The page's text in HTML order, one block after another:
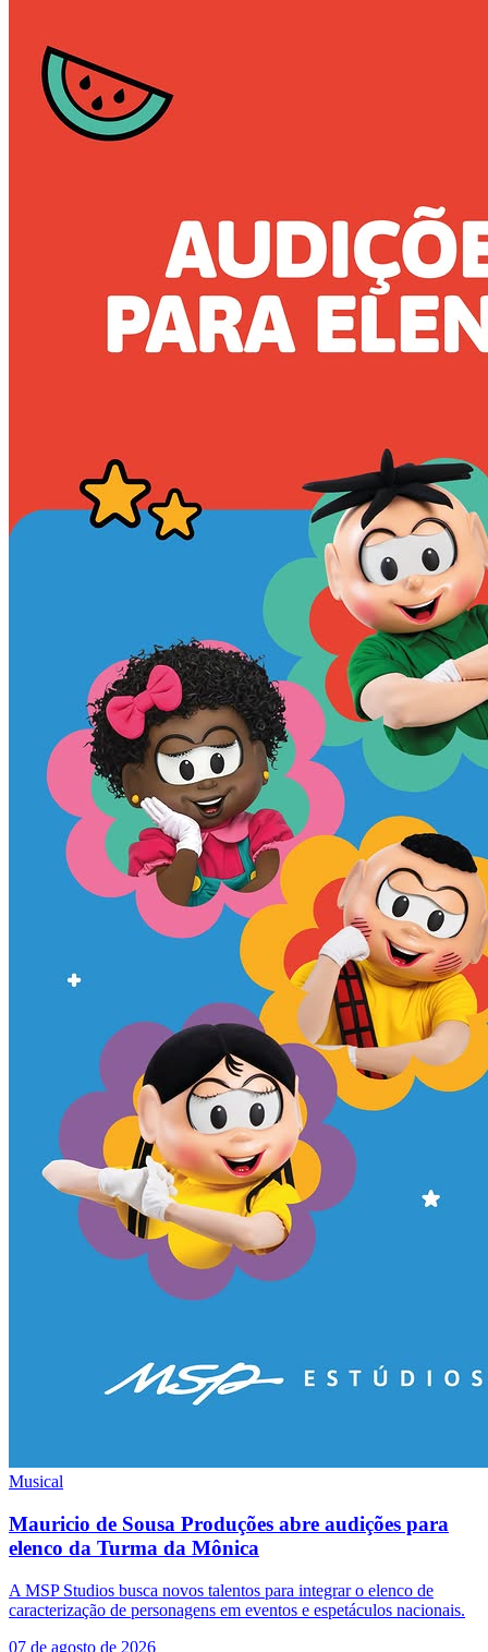
Musical
Mauricio de Sousa Produções abre audições para
elenco da Turma da Mônica
A MSP Studios busca novos talentos para integrar o elenco de
caracterização de personagens em eventos e espetáculos nacionais.
07 de agosto de 2026